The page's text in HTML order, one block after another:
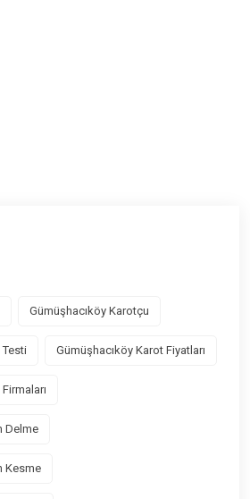
Gümüşhacıköy Karotçu
Testi Gümüşhacıköy Karot Fiyatları
Delme
Kesme